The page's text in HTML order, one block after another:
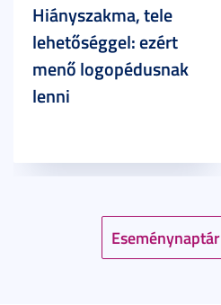
Eseménynaptár
Hiányszakma, tele
lehetőséggel: ezért
menő logopédusnak
lenni